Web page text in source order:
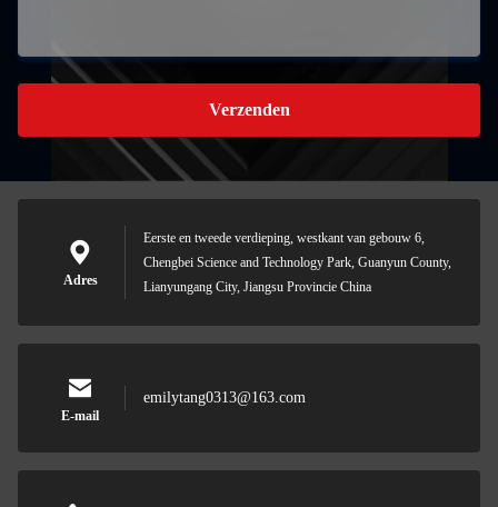
Verzenden
Adres
Eerste en tweede verdieping, westkant van gebouw 6,
Chengbei Science and Technology Park, Guanyun County,
Lianyungang City, Jiangsu Provincie China
E-mail
emilytang0313@163.com